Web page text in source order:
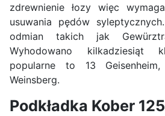
zdrewnienie łozy więc
usuwania pędów
odmian takich jak
Wyhodowano kilkadziesiąt
popularne to 13
Weinsberg.
Podkładka Kober